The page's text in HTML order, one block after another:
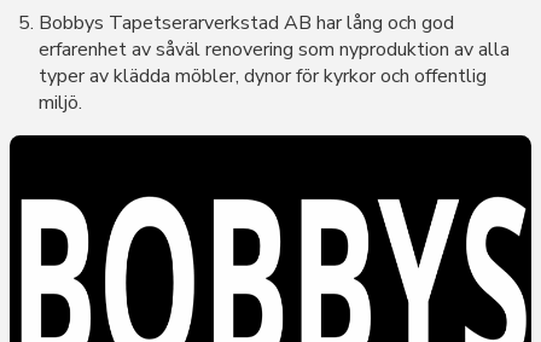
Bobbys Tapetserarverkstad AB har lång och god
erfarenhet av såväl renovering som nyproduktion av alla
typer av klädda möbler, dynor för kyrkor och offentlig
miljö.